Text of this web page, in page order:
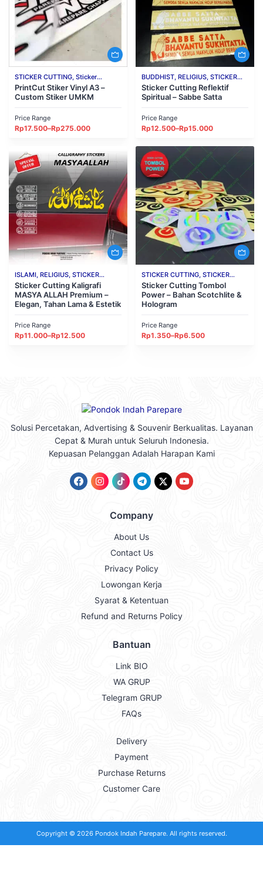
STICKER CUTTING, Sticker
Printing, STIKER LOGO
PrintCut Stiker Vinyl A3 –
Custom Stiker UMKM
Price Range
Rp17.500–Rp275.000
Price
range:
Rp275.000
BUDDHIST, RELIGIUS, STICKER
AESTHETIC, STICKER CUTTING,
STICKER DECO
Sticker Cutting Reflektif
Spiritual – Sabbe Satta
Price Range
Rp12.500–Rp15.000
Price
range:
through
Rp15.000
ISLAMI, RELIGIUS, STICKER
CUTTING
Sticker Cutting Kaligrafi
MASYA ALLAH Premium –
Elegan, Tahan Lama & Estetik
Price Range
Rp11.000–Rp12.500
Price
range:
STICKER CUTTING, STICKER
DECO, STIKER LOGO
Sticker Cutting Tombol
Power – Bahan Scotchlite &
Hologram
Price Range
Rp1.350–Rp6.500
Price
range:
Solusi Percetakan, Advertising & Souvenir Berkualitas. Layanan
Cepat & Murah untuk Seluruh Indonesia.
Kepuasan Pelanggan Adalah Harapan Kami
Company
About Us
Contact Us
Privacy Policy
Lowongan Kerja
Syarat & Ketentuan
Refund and Returns Policy
Bantuan
Link BIO
WA GRUP
Telegram GRUP
FAQs
Delivery
Payment
Purchase Returns
Customer Care
Copyright © 2026 Pondok Indah Parepare. All rights reserved.